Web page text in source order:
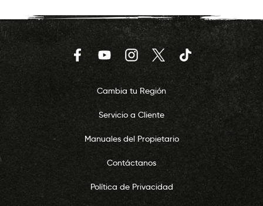
FacebookYouTubeInstagram
Twitter TikTok
Cambia tu Región
Servicio a Cliente
Manuales del Propietario
Contáctanos
Política de Privacidad